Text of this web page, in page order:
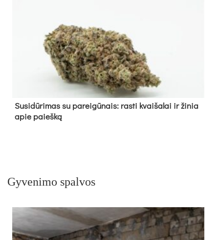
Su­si­dū­ri­mas su pa­rei­gū­nais: ras­ti kvai­ša­lai ir ži­nia
apie paieš­ką
Gyvenimo spalvos